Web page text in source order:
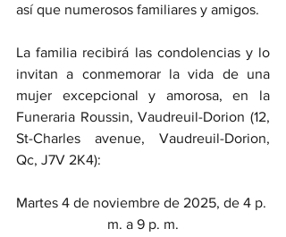
así que numerosos familiares y amigos.
La familia recibirá las condolencias y lo
invitan a conmemorar la vida de una
mujer excepcional y amorosa, en la
Funeraria Roussin, Vaudreuil-Dorion (12,
St-Charles avenue, Vaudreuil-Dorion,
Qc, J7V 2K4):
Martes 4 de noviembre de 2025, de 4 p.
m. a 9 p. m.